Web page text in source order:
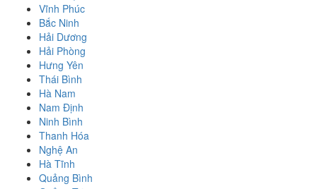
Vĩnh Phúc
Bắc Ninh
Hải Dương
Hải Phòng
Hưng Yên
Thái Bình
Hà Nam
Nam Định
Ninh Bình
Thanh Hóa
Nghệ An
Hà Tĩnh
Quảng Bình